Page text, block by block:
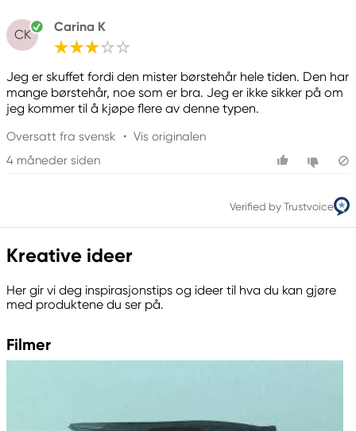
CK
Carina K
Jeg er skuffet fordi den mister børstehår hele tiden. Den har
mange børstehår, noe som er bra. Jeg er ikke sikker på om
jeg kommer til å kjøpe flere av denne typen.
Oversatt fra svensk • Vis originalen
4 måneder siden
Verified by Trustvoice
Kreative ideer
Her gir vi deg inspirasjonstips og ideer til hva du kan gjøre
med produktene du ser på.
Filmer